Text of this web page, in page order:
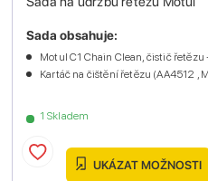
1 Skladem
Sada obsahuje:
Motul C1 Chain Clean, čistič řetězu
Kartáč na čištění řetězu (AA4512 ,
UKÁZAT MOŽNOSTI